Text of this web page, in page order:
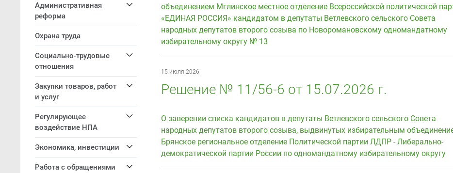
Административная
реформа
Охрана труда
Социально-трудовые
отношения
Закупки товаров, работ
и услуг
Регулирующее
воздействие НПА
Экономика, инвестиции
Работа с обращениями
объединением Мглинское местное отделение Всероссийской политической
«ЕДИНАЯ РОССИЯ» кандидатом в депутаты Ветлевского сельского Совета
народных депутатов второго созыва по Новоромановскому одномандатному
избирательному округу № 13
15 июля 2026
Решение № 11/56-6 от 15.07.2026 г.
О заверении списка кандидатов в депутаты Ветлевского сельского Совета
народных депутатов второго созыва, выдвинутых избирательным
Брянское региональное отделение Политической партии ЛДПР - Либерально-
демократической партии России по одномандатному избирательному округу